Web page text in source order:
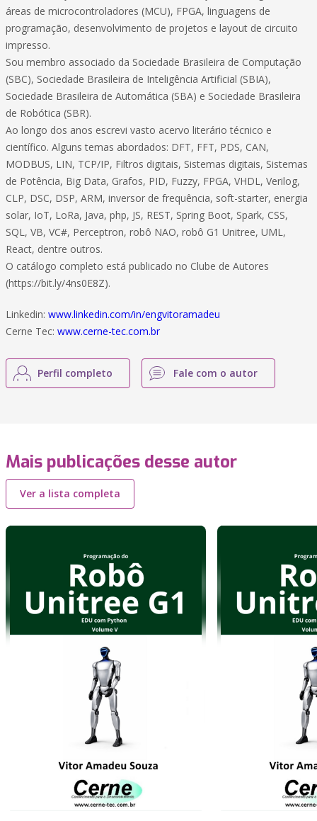
áreas de microcontroladores (MCU), FPGA, linguagens de
programação, desenvolvimento de projetos e layout de circuito
impresso.
Sou membro associado da Sociedade Brasileira de Computação
(SBC), Sociedade Brasileira de Inteligência Artificial (SBIA),
Sociedade Brasileira de Automática (SBA) e Sociedade Brasileira
de Robótica (SBR).
Ao longo dos anos escrevi vasto acervo literário técnico e
científico. Alguns temas abordados: DFT, FFT, PDS, CAN,
MODBUS, LIN, TCP/IP, Filtros digitais, Sistemas digitais, Sistemas
de Potência, Big Data, Grafos, PID, Fuzzy, FPGA, VHDL, Verilog,
CLP, DSC, DSP, ARM, inversor de frequência, soft-starter, energia
solar, IoT, LoRa, Java, php, JS, REST, Spring Boot, Spark, CSS,
SQL, VB, VC#, Perceptron, robô NAO, robô G1 Unitree, UML,
React, dentre outros.
O catálogo completo está publicado no Clube de Autores
(https://bit.ly/4ns0E8Z).
Linkedin: www.linkedin.com/in/engvitoramadeu
Cerne Tec: www.cerne-tec.com.br
Perfil completo Fale com o autor
Mais publicações desse autor
Ver a lista completa